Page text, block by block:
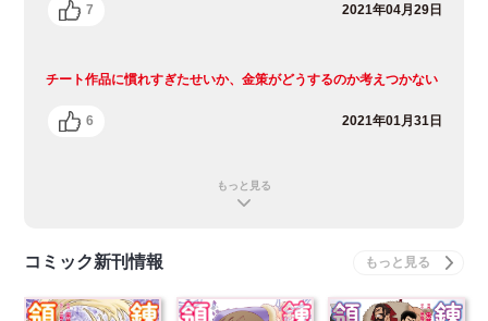
7 2021年04月29日
チート作品に慣れすぎたせいか、金策がどうするのか考えつかない
6 2021年01月31日
もっと見る
コミック新刊情報